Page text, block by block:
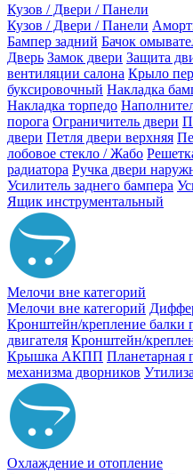
Кузов / Двери / Панели
Кузов / Двери / Панели
Бампер задний Бачок
Дверь Замок двери Защита
вентиляции салона Крыло
буксировочный Накладка
Накладка торпедо
порога Ограничитель двери
двери Петля двери верхняя
лобовое стекло / Жабо
радиатора Ручка двери
Усилитель заднего бампера
Ящик инструментальный
Мелочи вне категорий
Мелочи вне категорий
Кронштейн/крепление балки
двигателя Кронштейн/
Крышка АКПП Планетарная
механизма дворников
Охлаждение и отопление